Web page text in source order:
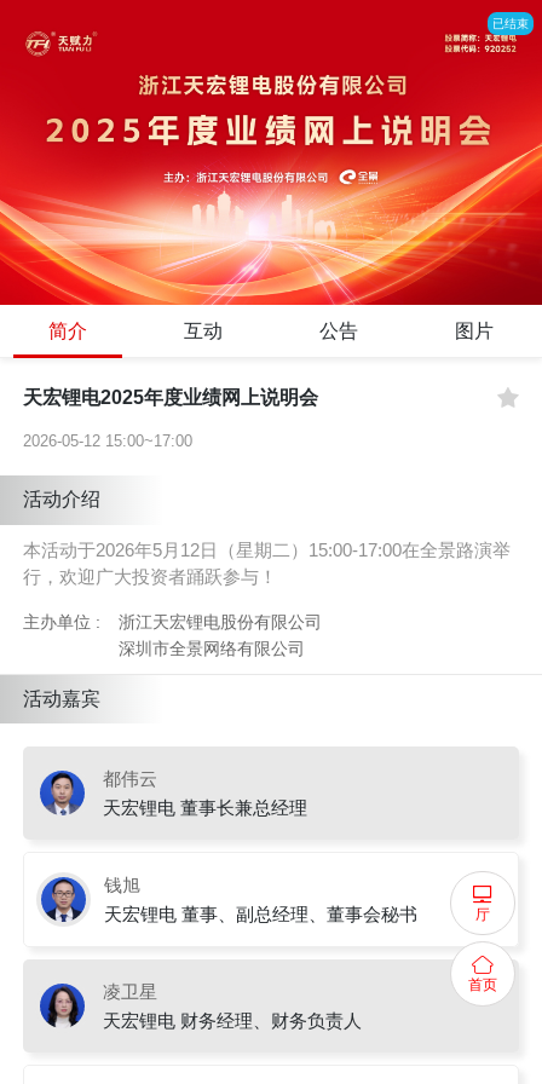
已结束
简介 互动 公告 图片
天宏锂电2025年度业绩网上说明会
2026-05-12 15:00~17:00
活动介绍
本活动于2026年5月12日（星期二）15:00-17:00在全景路演举
行，欢迎广大投资者踊跃参与！
主办单位 :
浙江天宏锂电股份有限公司
深圳市全景网络有限公司
活动嘉宾
都伟云
天宏锂电 董事长兼总经理
钱旭
天宏锂电 董事、副总经理、董事会秘书
凌卫星
天宏锂电 财务经理、财务负责人
厅
首页